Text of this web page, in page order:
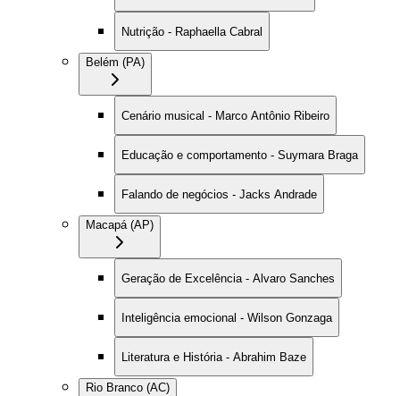
Nutrição - Raphaella Cabral
Belém (PA)
Cenário musical - Marco Antônio Ribeiro
Educação e comportamento - Suymara Braga
Falando de negócios - Jacks Andrade
Macapá (AP)
Geração de Excelência - Alvaro Sanches
Inteligência emocional - Wilson Gonzaga
Literatura e História - Abrahim Baze
Rio Branco (AC)